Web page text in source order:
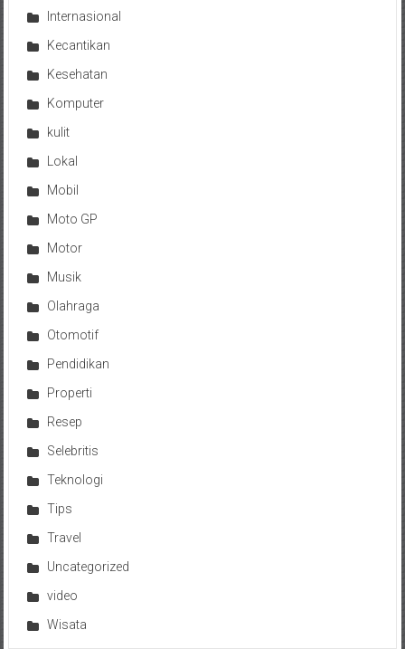
Internasional
Kecantikan
Kesehatan
Komputer
kulit
Lokal
Mobil
Moto GP
Motor
Musik
Olahraga
Otomotif
Pendidikan
Properti
Resep
Selebritis
Teknologi
Tips
Travel
Uncategorized
video
Wisata